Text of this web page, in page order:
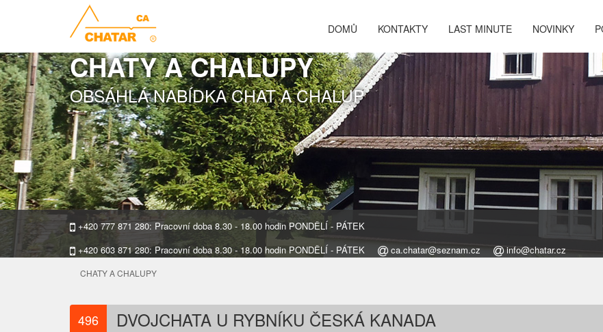
DOMŮ KONTAKTY LAST MINUTE NOVINKY
CHATY A CHALUPY
OBSÁHLÁ NABÍDKA CHAT A CHALUP
+420 777 871 280: Pracovní doba 8.30 - 18.00 hodin PONDĚLÍ - PÁTEK
+420 603 871 280: Pracovní doba 8.30 - 18.00 hodin PONDĚLÍ - PÁTEK
ca.chatar@seznam.cz info@chatar.cz
CHATY A CHALUPY
496 DVOJCHATA U RYBNÍKU ČESKÁ KANADA